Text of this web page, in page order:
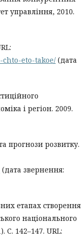
управління, 2010.
eto-takoe/ (дата
і регіон. 2009.
прогнози розвитку.
(дата звернення:
етапах створення
національного
С. 142–147. URL: